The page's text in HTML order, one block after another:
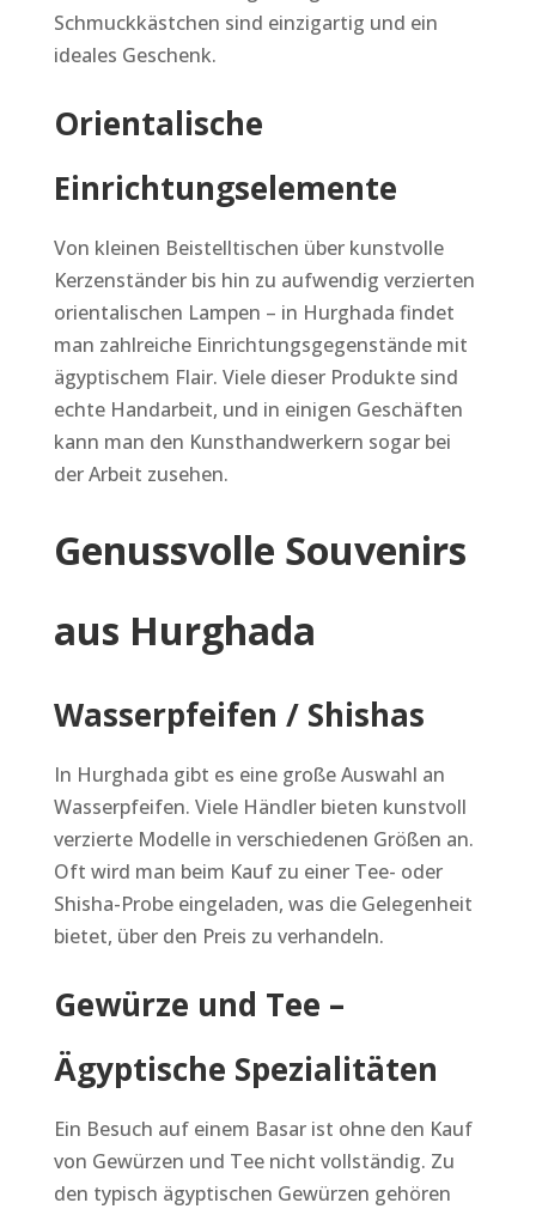
Schmuckkästchen sind einzigartig und ein
ideales Geschenk.
Orientalische
Einrichtungselemente
Von kleinen Beistelltischen über kunstvolle
Kerzenständer bis hin zu aufwendig verzierten
orientalischen Lampen – in Hurghada findet
man zahlreiche Einrichtungsgegenstände mit
ägyptischem Flair. Viele dieser Produkte sind
echte Handarbeit, und in einigen Geschäften
kann man den Kunsthandwerkern sogar bei
der Arbeit zusehen.
Genussvolle Souvenirs
aus Hurghada
Wasserpfeifen / Shishas
In Hurghada gibt es eine große Auswahl an
Wasserpfeifen. Viele Händler bieten kunstvoll
verzierte Modelle in verschiedenen Größen an.
Oft wird man beim Kauf zu einer Tee- oder
Shisha-Probe eingeladen, was die Gelegenheit
bietet, über den Preis zu verhandeln.
Gewürze und Tee –
Ägyptische Spezialitäten
Ein Besuch auf einem Basar ist ohne den Kauf
von Gewürzen und Tee nicht vollständig. Zu
den typisch ägyptischen Gewürzen gehören